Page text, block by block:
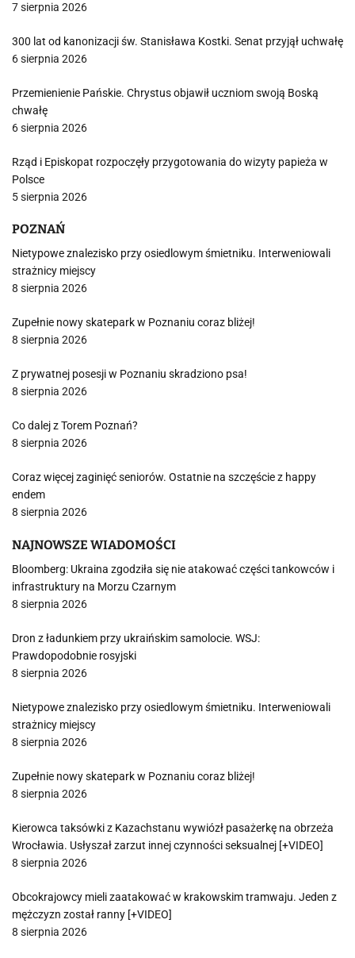
7 sierpnia 2026
300 lat od kanonizacji św. Stanisława Kostki. Senat przyjął uchwałę
6 sierpnia 2026
Przemienienie Pańskie. Chrystus objawił uczniom swoją Boską
chwałę
6 sierpnia 2026
Rząd i Episkopat rozpoczęły przygotowania do wizyty papieża w
Polsce
5 sierpnia 2026
POZNAŃ
Nietypowe znalezisko przy osiedlowym śmietniku. Interweniowali
strażnicy miejscy
8 sierpnia 2026
Zupełnie nowy skatepark w Poznaniu coraz bliżej!
8 sierpnia 2026
Z prywatnej posesji w Poznaniu skradziono psa!
8 sierpnia 2026
Co dalej z Torem Poznań?
8 sierpnia 2026
Coraz więcej zaginięć seniorów. Ostatnie na szczęście z happy
endem
8 sierpnia 2026
NAJNOWSZE WIADOMOŚCI
Bloomberg: Ukraina zgodziła się nie atakować części tankowców i
infrastruktury na Morzu Czarnym
8 sierpnia 2026
Dron z ładunkiem przy ukraińskim samolocie. WSJ:
Prawdopodobnie rosyjski
8 sierpnia 2026
Nietypowe znalezisko przy osiedlowym śmietniku. Interweniowali
strażnicy miejscy
8 sierpnia 2026
Zupełnie nowy skatepark w Poznaniu coraz bliżej!
8 sierpnia 2026
Kierowca taksówki z Kazachstanu wywiózł pasażerkę na obrzeża
Wrocławia. Usłyszał zarzut innej czynności seksualnej [+VIDEO]
8 sierpnia 2026
Obcokrajowcy mieli zaatakować w krakowskim tramwaju. Jeden z
mężczyzn został ranny [+VIDEO]
8 sierpnia 2026